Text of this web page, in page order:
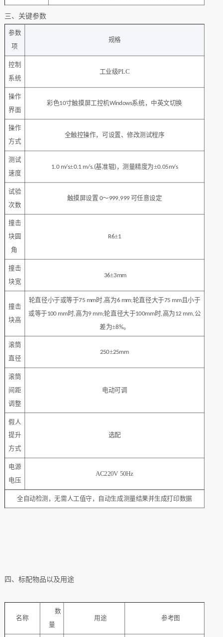
三、关键参数
‌参数
项‌
规格‌
控制
系统
工业级PLC
操作
界面
彩色10寸触摸屏工控机Windows系统，中英文切换
操作
方式
全触控操作，可设置、修改测试程序
测试
速度
1.0 m/s±0.1 m/s.(基准辊) ，测量精度为±0.05m/s
试验
次数
触摸屏设置 0～999,999 可任意设定
撞击
块圆
角
R6±1
撞击
块宽
36±3mm
撞击
块高
轮直径小于或等于75 mm时,高为6 mm;轮直径大于75 mm且小于
或等于100 mm时,高为9 mm;轮直径大于100mm时,高为12 mm,公
差为±8%。
滚筒
直径
250±25mm
滚筒
间距
调整
电动可调
假人
提升
方式
选配
电源
电压
AC220V 50Hz
全自动检测，无需人工值守，自动生成测量结果并生成打印数据
四、标配物品以及用途
名称
数
量
用途 参考图